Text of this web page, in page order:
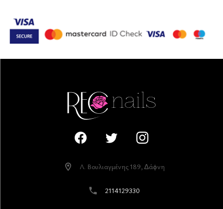
Λ. Βουλιαγµένης 189, ∆άφνη
2114129330